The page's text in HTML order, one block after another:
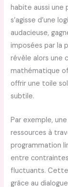
habite aussi une
s’agisse d’une
audacieuse,
imposées par la
révèle alors une
mathématique
offrir une toile
subtile.
Par exemple,
ressources à
programmation
entre
fluctuants.
grâce au